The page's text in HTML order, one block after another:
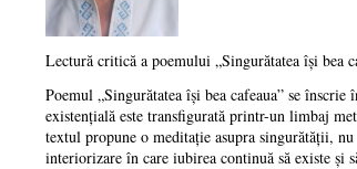
Lectură critică a poemului „Singurătatea își bea
Poemul „Singurătatea își bea cafeaua” se
existențială este transfigurată printr-un limbaj
textul propune o meditație asupra singurătății,
interiorizare în care iubirea continuă să existe și